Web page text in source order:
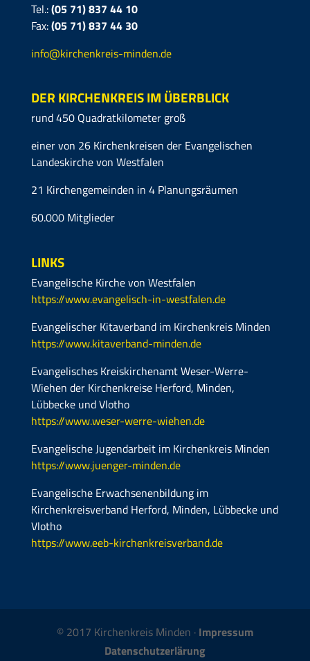
Tel.:(05 71) 837 44 10
Fax:(05 71)837 44 30
info@kirchenkreis-minden.de
DER KIRCHENKREIS IM ÜBERBLICK
rund 450 Quadratkilometer groß
einer von 26 Kirchenkreisen der Evangelischen
Landeskirche von Westfalen
21 Kirchengemeinden in 4 Planungsräumen
60.000 Mitglieder
LINKS
Evangelische Kirche von Westfalen
https://www.evangelisch-in-westfalen.de
Evangelischer Kitaverband im Kirchenkreis Minden
https://www.kitaverband-minden.de
Evangelisches Kreiskirchenamt Weser-Werre-
Wiehen der Kirchenkreise Herford, Minden,
Lübbecke und Vlotho
https://www.weser-werre-wiehen.de
Evangelische Jugendarbeit im Kirchenkreis Minden
https://www.juenger-minden.de
Evangelische Erwachsenenbildung im
Kirchenkreisverband Herford, Minden, Lübbecke und
Vlotho
https://www.eeb-kirchenkreisverband.de
© 2017 Kirchenkreis Minden · Impressum
Datenschutzerlärung